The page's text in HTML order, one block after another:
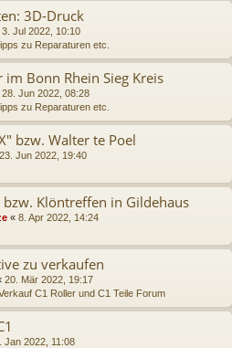
3D-Druck
3. Jul 2022, 10:10
zu Reparaturen etc.
Bonn Rhein Sieg Kreis
28. Jun 2022, 08:28
zu Reparaturen etc.
bzw. Walter te Poel
23. Jun 2022, 19:40
Klöntreffen in Gildehaus
« 8. Apr 2022, 14:24
zu verkaufen
20. Mär 2022, 19:17
C1 Roller und C1 Teile Forum
Jan 2022, 11:08